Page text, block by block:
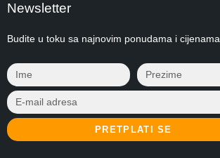
Newsletter
Budite u toku sa najnovim ponudama i cijenama.
PRETPLATI SE